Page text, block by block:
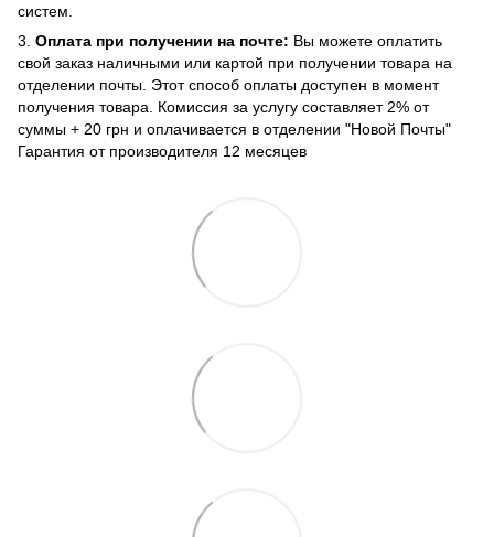
систем.
3. Оплата при получении на почте: Вы можете оплатить
свой заказ наличными или картой при получении товара на
отделении почты. Этот способ оплаты доступен в момент
получения товара. Комиссия за услугу составляет 2% от
суммы + 20 грн и оплачивается в отделении "Новой Почты"
Гарантия от производителя 12 месяцев